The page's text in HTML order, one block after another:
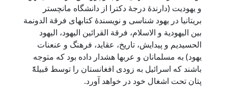
و یهودیت (دارندۀ درجۀ دکترا از دانشگاه مانچستر
بریتانیا در یهود شناسی و نویسندۀ کتابهای فرقة الدونمة
بین الیهودیة و الاسلام، فرقة القرائین الیهود، الیهود
الحسیدیم و پیدایش، تاریخ، عقاید، فرهنگ و عنعنات
یهود) به مسلمانان و عربها هشدار داده بود که متوجه
باشند که اسرائیل به زودی افغانستان را توسط قبیلۀّ
پتان تحت اشغال خود در خواهد آورد.